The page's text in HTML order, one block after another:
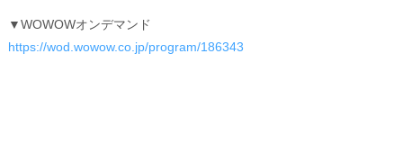
▼WOWOWオンデマンド
https://wod.wowow.co.jp/program/186343